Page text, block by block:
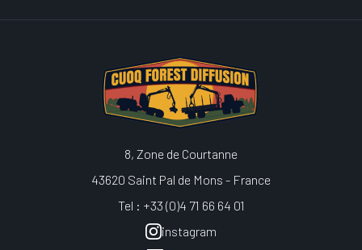
8, Zone de Courtanne
43620 Saint Pal de Mons - France
Tel : +33 (0)4 71 66 64 01
instagram